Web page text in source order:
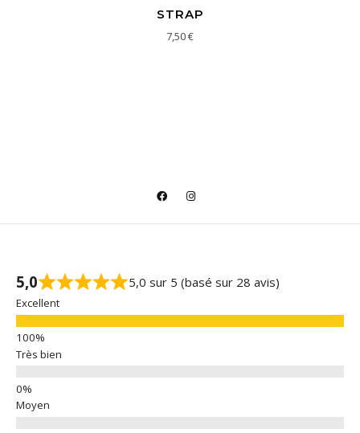
STRAP
7,50€
5,0 5,0 sur 5 (basé sur 28 avis)
Excellent
Très bien
Moyen